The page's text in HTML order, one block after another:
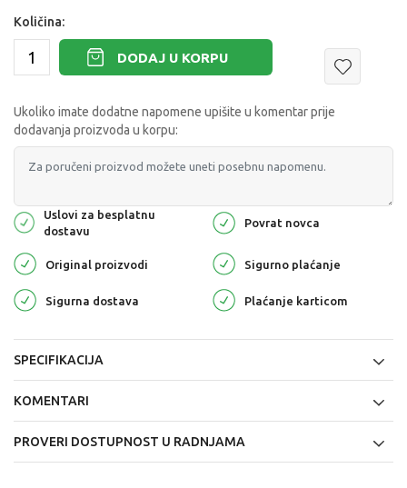
Količina:
DODAJ U KORPU
Ukoliko imate dodatne napomene upišite u komentar prije
dodavanja proizvoda u korpu:
Uslovi za besplatnu
dostavu
Povrat novca
Original proizvodi Sigurno plaćanje
Sigurna dostava Plaćanje karticom
SPECIFIKACIJA
KOMENTARI
PROVERI DOSTUPNOST U RADNJAMA